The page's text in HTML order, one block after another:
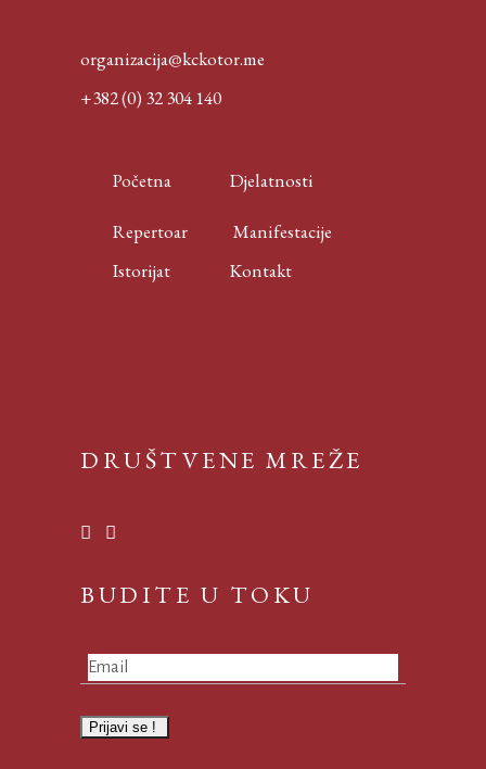
organizacija@kckotor.me
+382 (0) 32 304 140
Početna Djelatnosti
Repertoar
Manifestacije
Istorijat
Kontakt
DRUŠTVENE MREŽE
BUDITE U TOKU